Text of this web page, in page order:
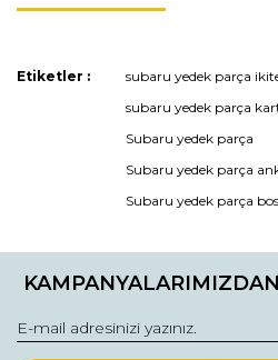
Bu ürünün fiyat bilgisi, resim, ürün
kullanarak tarafımıza iletebilirsiniz.
Görüş ve önerileriniz için teşekkür
Ürün bilgilerinde hatalar
Ürün fiyatı diğer sitelerden daha
Etiketler :
subaru yedek parça
subaru yedek parça
Subaru yedek parça
Subaru yedek parça
Subaru yedek parça